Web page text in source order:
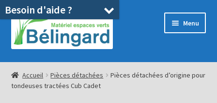
Aller
la
Aller
au
contenu
Menu
Accueil
Boutique
Accueil Pièces détachées
Pièces détachées d’origine pour
tondeuses tractées Cub Cadet
Besoin d'aide ?